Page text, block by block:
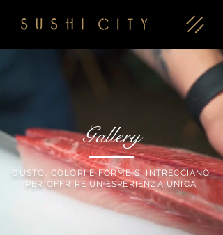
Gallery
GUSTO, COLORI E FORME SI INTRECCIANO
PER OFFRIRE UN'ESPERIENZA UNICA